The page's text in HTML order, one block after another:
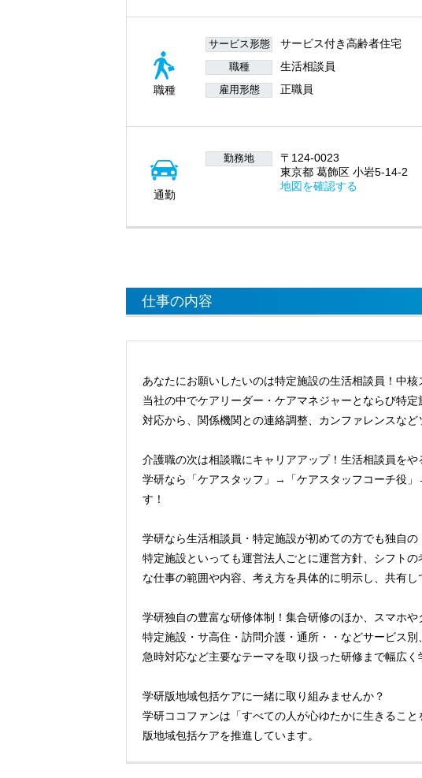
職種
サービス形態 サービス付き高齢者住宅
職種 生活相談員
雇用形態 正職員
通勤
勤務地
〒124-0023
東京都 葛飾区 小岩5-14-2
地図を確認する
仕事の内容
あなたにお願いしたいのは特定施設の生活相談員！中
当社の中でケアリーダー・ケアマネジャーとならび特
対応から、関係機関との連絡調整、カンファレンスな
介護職の次は相談職にキャリアアップ！生活相談員をや
学研なら「ケアスタッフ」→「ケアスタッフコーチ役
す！
学研なら生活相談員・特定施設が初めての方でも独自
特定施設といっても運営法人ごとに運営方針、シフト
な仕事の範囲や内容、考え方を具体的に明示し、共有し
学研独自の豊富な研修体制！集合研修のほか、スマホ
特定施設・サ高住・訪問介護・通所・・などサービス
急時対応など主要なテーマを取り扱った研修まで幅広く
学研版地域包括ケアに一緒に取り組みませんか？
学研ココファンは「すべての人が心ゆたかに生きるこ
版地域包括ケアを推進しています。